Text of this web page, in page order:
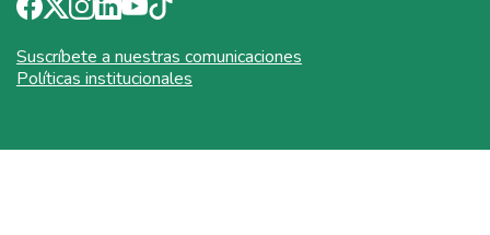
Suscríbete a nuestras comunicaciones
Políticas institucionales